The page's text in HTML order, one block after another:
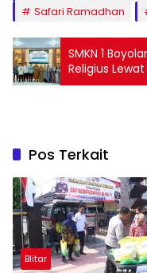
Safari Ramadhan
SMKN 1
Religius
Pos Terkait
Blitar